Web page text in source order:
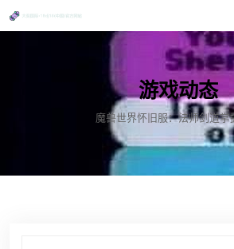
游戏动态
魔兽世界怀旧服：法师剑道掌